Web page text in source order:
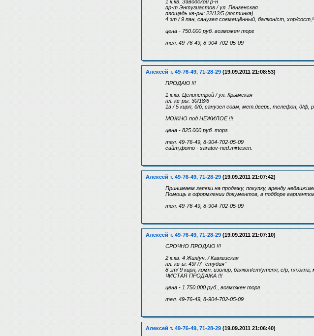
1 к.кв. Заводской р-н
пр-т Энтузиастов / ул. Пензенская
площадь кв-ры: 22/12/5 (гостинка)
4 эт / 9 пан, санузел совмещённый, балкон/ст, хор/
цена - 750.000 руб. возможен торг
тел. 49-76-49, 8-904-702-05-09
Алексей т. 49-76-49, 71-28-29 (19.09.2011 21:08:53)
ПРОДАЮ !!!
1 к.кв. Целинстрой / ул. Крымская
пл. кв-ры: 30/18/6
1в / 5 кирп, б/б, санузел совм, мет.дверь, телефон, д/ф,
МОЖНО под НЕЖИЛОЕ !!!
цена - 825.000 руб. торг
тел. 49-76-49, 8-904-702-05-09
сайт,фото - saratov-ned.mirtesen.
Алексей т. 49-76-49, 71-28-29 (19.09.2011 21:07:42)
Принимаем заявки на продажу, покупку, аренду
Помощь в оформлении документов, в подборе
тел. 49-76-49, 8-904-702-05-09
Алексей т. 49-76-49, 71-28-29 (19.09.2011 21:07:10)
СРОЧНО ПРОДАЮ !!!
2 к.кв. 4 Жил/уч. / Кавквзская
пл. кв-ы: 49/ /7 "студия"
8 эт/ 9 кирп, комн. изолир, балкон/ст/утепл, с/р,
ЧИСТАЯ ПРОДАЖА !!!
цена - 1.750.000 руб., возможен торг
тел. 49-76-49, 8-904-702-05-09
Алексей т. 49-76-49, 71-28-29 (19.09.2011 21:06:40)